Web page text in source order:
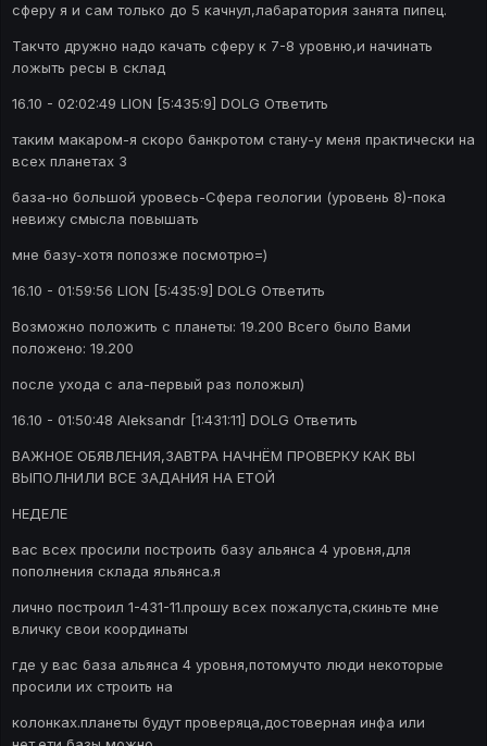
сферу я и сам только до 5 качнул,лабаратория занята пипец.
Такчто дружно надо качать сферу к 7-8 уровню,и начинать
ложыть ресы в склад
16.10 - 02:02:49 LION [5:435:9] DOLG Ответить
таким макаром-я скоро банкротом стану-у меня практически на
всех планетах 3
база-но большой уровесь-Сфера геологии (уровень 8)-пока
невижу смысла повышать
мне базу-хотя попозже посмотрю=)
16.10 - 01:59:56 LION [5:435:9] DOLG Ответить
Возможно положить с планеты: 19.200 Всего было Вами
положено: 19.200
после ухода с ала-первый раз положыл)
16.10 - 01:50:48 Aleksandr [1:431:11] DOLG Ответить
ВАЖНОЕ ОБЯВЛЕНИЯ,ЗАВТРА НАЧНЁМ ПРОВЕРКУ КАК ВЫ
ВЫПОЛНИЛИ ВСЕ ЗАДАНИЯ НА ЕТОЙ
НЕДЕЛЕ
вас всех просили построить базу альянса 4 уровня,для
пополнения склада яльянса.я
лично построил 1-431-11.прошу всех пожалуста,скиньте мне
вличку свои координаты
где у вас база альянса 4 уровня,потомучто люди некоторые
просили их строить на
колонках.планеты будут проверяца,достоверная инфа или